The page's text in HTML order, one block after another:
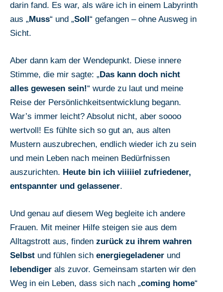
darin fand. Es war, als wäre ich in einem Labyrinth
aus „Muss“ und „Soll“ gefangen – ohne Ausweg in
Sicht.
Aber dann kam der Wendepunkt. Diese innere
Stimme, die mir sagte: „ Das kann doch nicht
alles gewesen sein!“ wurde zu laut und meine
Reise der Persönlichkeitsentwicklung begann.
War’s immer leicht? Absolut nicht, aber soooo
wertvoll! Es fühlte sich so gut an, aus alten
Mustern auszubrechen, endlich wieder ich zu sein
und mein Leben nach meinen Bedürfnissen
auszurichten. Heute bin ich viiiiiel zufriedener,
entspannter und gelassener.
Und genau auf diesem Weg begleite ich andere
Frauen. Mit meiner Hilfe steigen sie aus dem
Alltagstrott aus, finden zurück zu ihrem wahren
Selbst und fühlen sich energiegeladener und
lebendiger als zuvor. Gemeinsam starten wir den
Weg in ein Leben, dass sich nach „coming home“